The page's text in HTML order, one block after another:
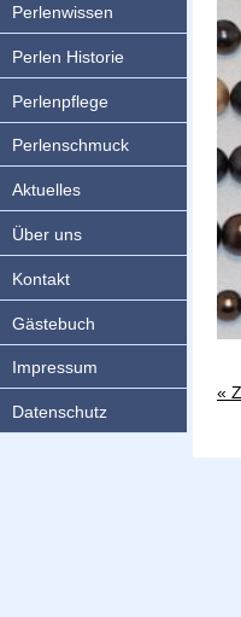
Perlenwissen
Perlen Historie
Perlenpflege
Perlenschmuck
Aktuelles
Über uns
Kontakt
Gästebuch
Impressum
Datenschutz
«